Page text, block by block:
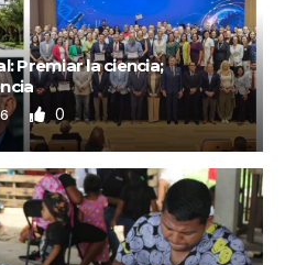
Premiar la ciencia;
0